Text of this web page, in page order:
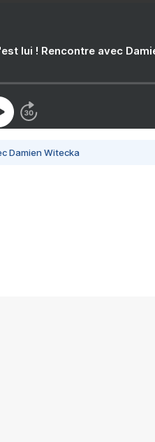
lui ! Rencontre avec
Damien Witecka